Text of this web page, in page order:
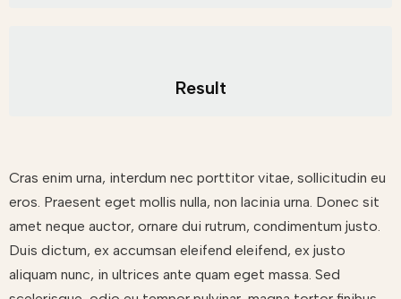
Result
Cras enim urna, interdum nec porttitor vitae, sollicitudin eu
eros. Praesent eget mollis nulla, non lacinia urna. Donec sit
amet neque auctor, ornare dui rutrum, condimentum justo.
Duis dictum, ex accumsan eleifend eleifend, ex justo
aliquam nunc, in ultrices ante quam eget massa. Sed